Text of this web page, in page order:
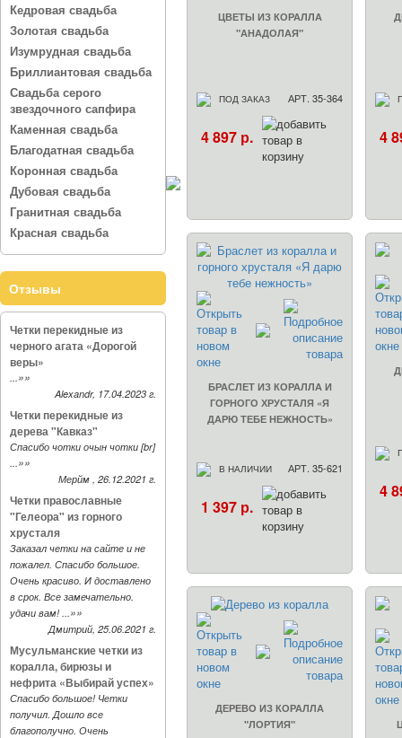
Кедровая свадьба
Золотая свадьба
Изумрудная свадьба
Бриллиантовая свадьба
Свадьба серого
звездочного сапфира
Каменная свадьба
Благодатная свадьба
Коронная свадьба
Дубовая свадьба
Гранитная свадьба
Красная свадьба
Отзывы
Четки перекидные из
черного агата «Дорогой
веры»
...»»
Alexandr, 17.04.2023 г.
Четки перекидные из
дерева "Кавказ"
Спасибо чотки очын чотки [br]
...»»
Мерйм , 26.12.2021 г.
Четки православные
"Гелеора" из горного
хрусталя
Заказал четки на сайте и не
пожалел. Спасибо большое.
Очень красиво. И доставлено
в срок. Все замечательно.
удачи вам! ...»»
Дмитрий, 25.06.2021 г.
Мусульманские четки из
коралла, бирюзы и
нефрита «Выбирай успех»
Спасибо большое! Четки
получил. Дошло все
благополучно. Очень
ЦВЕТЫ ИЗ КОРАЛЛА
"АНАДОЛАЯ"
ПОД ЗАКАЗ АРТ. 35-364
4 897 р. 4
БРАСЛЕТ ИЗ КОРАЛЛА И
ГОРНОГО ХРУСТАЛЯ «Я
ДАРЮ ТЕБЕ НЕЖНОСТЬ»
В НАЛИЧИИ АРТ. 35-621
1 397 р.
4
ДЕРЕВО ИЗ КОРАЛЛА
"ЛОРТИЯ"